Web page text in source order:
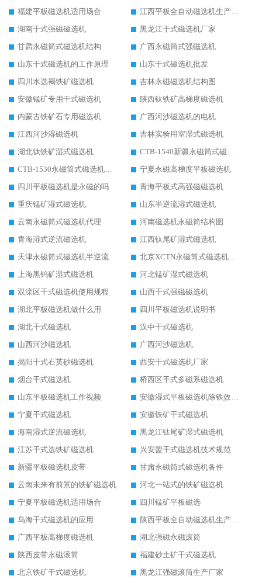
福建平板磁选机适用场合
江西平板全自动磁选机生产厂家
湖南干式强磁磁选机
黑龙江干式磁选机厂家
甘肃永磁筒式磁选机结构
广西永磁筒式强磁选机
山东干式磁选机的工作原理
山东干式磁选机批发
四川水选褐铁矿磁选机
吉林永磁磁选机结构图
安徽锰矿专用干式磁选机
陕西钛铁矿高梯度磁选机
内蒙古铁矿石专用磁选机
广西河沙磁选机的电机
江西河沙湿磁选机
吉林实验用室湿式磁选机
湖北钛铁矿湿式磁选机
CTB-1540新疆永磁筒式磁选机
CTB-1530永磁筒式磁选机代理商
宁夏永磁高梯度平板磁选机
四川平板磁选机是永磁的吗
青海平板式高强磁磁选机
重庆锰矿湿式磁选机
山东半逆流湿式磁选机
云南永磁筒式磁选机代理
河南磁选机永磁筒结构图
青海湿式逆流磁选机
江西钛尾矿湿式磁选机
天津永磁筒式磁选机半逆流
北京XCTN永磁筒式磁选机磁块位置
上海黑钨矿湿式磁选机
河北锰矿湿式磁选机
双滦区干式磁选机使用规程
山西干式强磁磁选机
湖北平板磁选机做什么用
四川平板磁选机说明书
湖北干式磁选机
汉中干式磁选机
山西河沙磁选机
广西河沙磁选机
揭阳干式石英砂磁选机
西安干式磁选机厂家
烟台干式磁选机
桥西区干式多磁系磁选机
山东平板磁选机工作视频
安徽湿式平板磁选机除铁效果怎么样
宁夏干式磁选机
安徽铁矿干式磁选机
海南湿式逆流磁选机
黑龙江钛尾矿湿式磁选机
江苏干式选铁矿磁选机
兴安盟干式磁选机技术规范
新疆平板磁选机皮带
甘肃永磁筒式磁选机备件
云南未来有前景的铁矿磁选机
河北一站式的铁矿磁选机
宁夏平板磁选机适用场合
四川锰矿平板磁选
乌海干式磁选机的应用
陕西平板全自动磁选机生产厂家
广西平板高梯度磁选机
湖北强磁永磁滚筒
陕西皮带永磁滚筒
福建砂土矿干式磁选机
北京铁矿干式磁选机
黑龙江强磁滚筒生产厂家